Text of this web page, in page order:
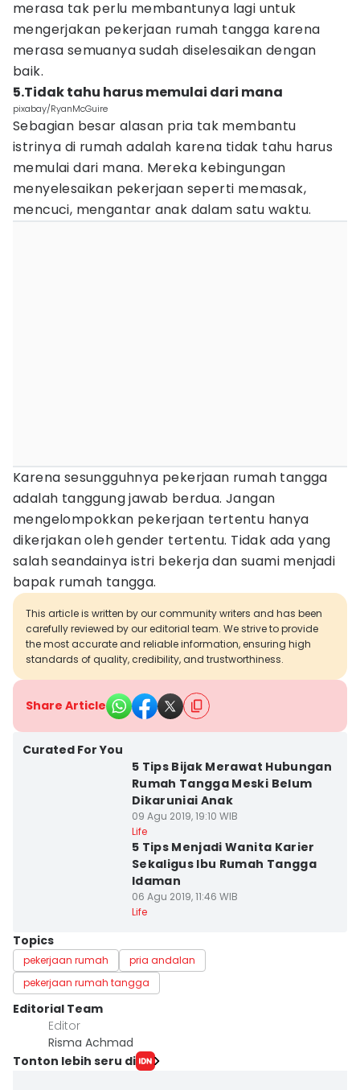
merasa tak perlu membantunya lagi untuk
mengerjakan pekerjaan rumah tangga karena
merasa semuanya sudah diselesaikan dengan
baik.
5.Tidak tahu harus memulai dari mana
pixabay/RyanMcGuire
Sebagian besar alasan pria tak membantu
istrinya di rumah adalah karena tidak tahu harus
memulai dari mana. Mereka kebingungan
menyelesaikan pekerjaan seperti memasak,
mencuci, mengantar anak dalam satu waktu.
Karena sesungguhnya pekerjaan rumah tangga
adalah tanggung jawab berdua. Jangan
mengelompokkan pekerjaan tertentu hanya
dikerjakan oleh gender tertentu. Tidak ada yang
salah seandainya istri bekerja dan suami menjadi
bapak rumah tangga.
This article is written by our community writers and has been
carefully reviewed by our editorial team. We strive to provide
the most accurate and reliable information, ensuring high
standards of quality, credibility, and trustworthiness.
Share Article
Curated For You
5 Tips Bijak Merawat Hubungan
Rumah Tangga Meski Belum
Dikaruniai Anak
09 Agu 2019, 19:10 WIB
Life
5 Tips Menjadi Wanita Karier
Sekaligus Ibu Rumah Tangga
Idaman
06 Agu 2019, 11:46 WIB
Life
Topics
pekerjaan rumah
pria andalan
pekerjaan rumah tangga
Editorial Team
Editor
Risma Achmad
Tonton lebih seru di